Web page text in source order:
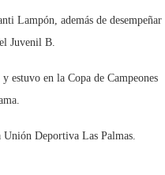
Lampón, además de desempeñar
Juvenil B.
estuvo en la Copa de Campeones
Deportiva Las Palmas.